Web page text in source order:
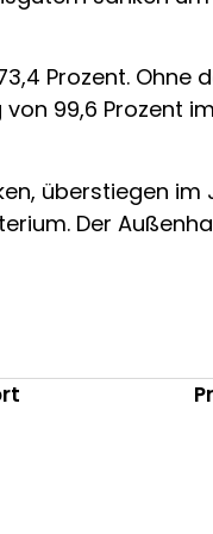
Prozent. Ohne
99,6 Prozent
überstiegen im
Der